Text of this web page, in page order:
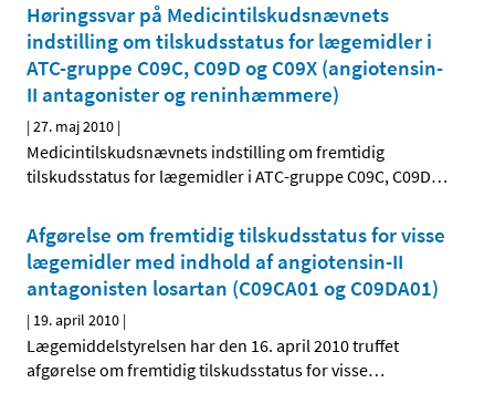
Høringssvar på Medicintilskudsnævnets
indstilling om tilskudsstatus for lægemidler i
ATC-gruppe C09C, C09D og C09X (angiotensin-
II antagonister og reninhæmmere)
|27. maj 2010 |
Medicintilskudsnævnets indstilling om fremtidig
tilskudsstatus for lægemidler i ATC-gruppe C09C, C09D…
Afgørelse om fremtidig tilskudsstatus for visse
lægemidler med indhold af angiotensin-II
antagonisten losartan (C09CA01 og C09DA01)
| 19. april 2010 |
Lægemiddelstyrelsen har den 16. april 2010 truffet
afgørelse om fremtidig tilskudsstatus for visse…